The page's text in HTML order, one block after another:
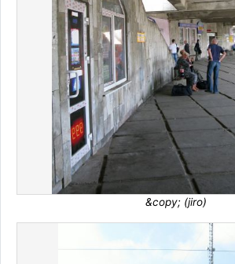
&copy; (jiro)